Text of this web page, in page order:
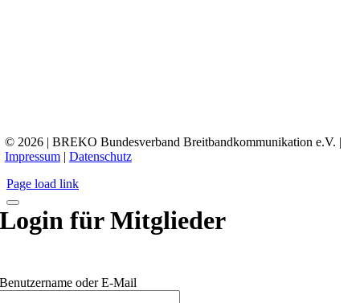
© 2026 | BREKO Bundesverband Breitbandkommunikation e.V. |
Impressum| Datenschutz
Page load link
Login für Mitglieder
Benutzername oder E-Mail